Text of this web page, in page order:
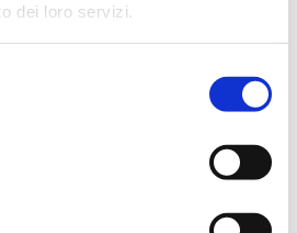
dei loro servizi.